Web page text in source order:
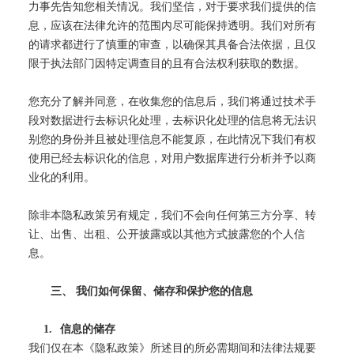
力事先告知您相关情况。我们坚信，对于要求我们提供的信
息，应该在法律允许的范围内尽可能保持透明。我们对所有
的请求都进行了慎重的审查，以确保其具备合法依据，且仅
限于执法部门因特定调查目的且有合法权利获取的数据。
您充分了解并同意，在收集您的信息后，我们将通过技术手
段对数据进行去标识化处理，去标识化处理的信息将无法识
别您的身份并且被处理信息不能复原，在此情况下我们有权
使用已经去标识化的信息，对用户数据库进行分析并予以商
业化的利用。
除非本隐私政策另有规定，我们不会向任何第三方分享、转
让、出售、出租、公开披露或以其他方式披露您的个人信
息。
三、 我们如何保留、储存和保护您的信息
1.
信息的储存
我们仅在本《隐私政策》所述目的所必需期间和法律法规要